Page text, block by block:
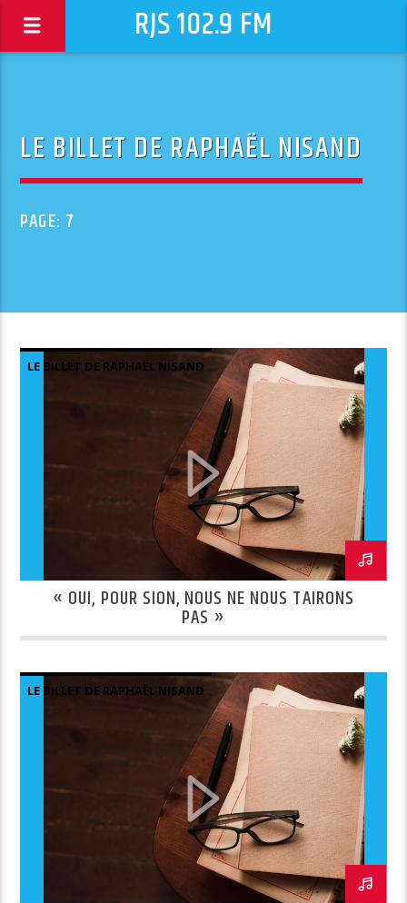
RJS 102.9 FM
LE BILLET DE RAPHAËL NISAND
PAGE: 7
LE BILLET DE RAPHAËL NISAND
« OUI, POUR SION, NOUS NE NOUS TAIRONS
PAS »
LE BILLET DE RAPHAËL NISAND